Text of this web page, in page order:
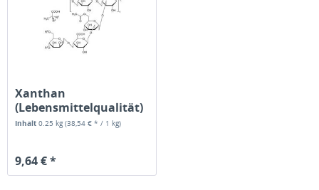
Xanthan
(Lebensmittelqualität)
Inhalt0.25 kg(38,54 € * / 1 kg)
9,64 € *